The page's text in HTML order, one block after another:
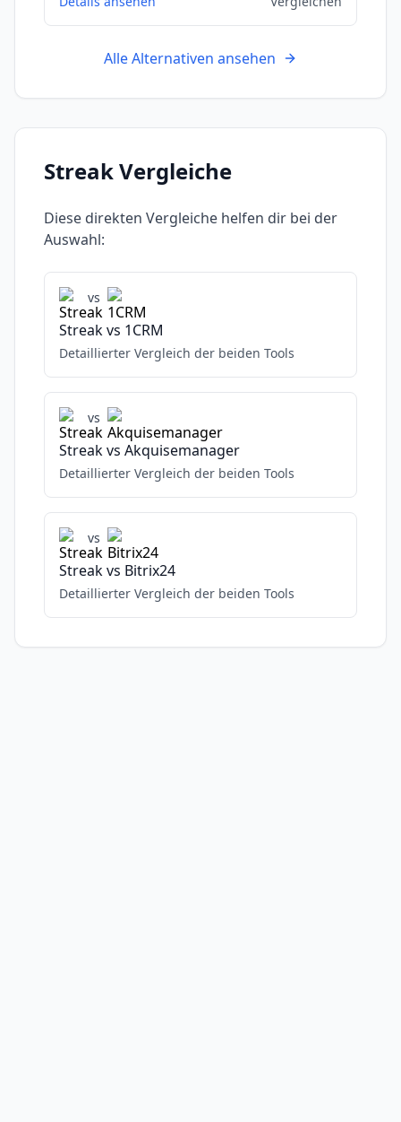
Alle Alternativen ansehen
StreakVergleiche
Diese direkten Vergleiche helfen dir bei der
Auswahl:
vs
Streakvs 1CRM
Detaillierter Vergleich der beiden Tools
vs
Streakvs Akquisemanager
Detaillierter Vergleich der beiden Tools
vs
Streakvs Bitrix24
Detaillierter Vergleich der beiden Tools